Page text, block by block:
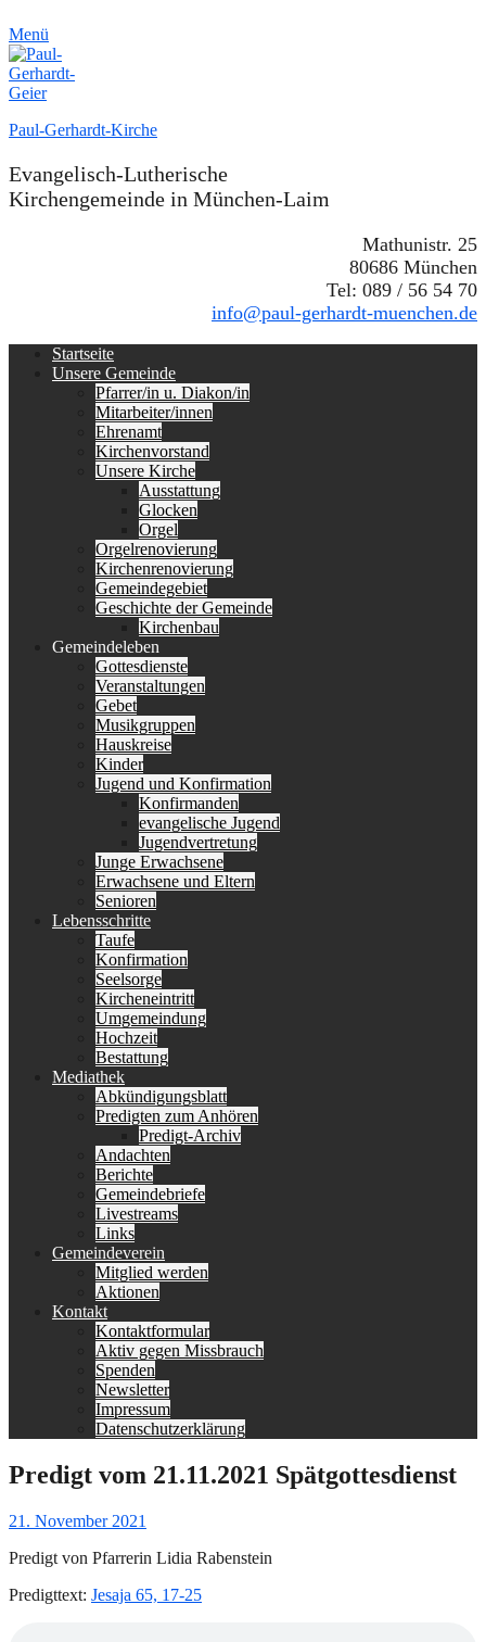
Menü
Paul-Gerhardt-Kirche
Evangelisch-Lutherische
Kirchengemeinde in München-Laim
Mathunistr. 25
80686 München
Tel: 089 / 56 54 70
info@paul-gerhardt-muenchen.de
Erstes
Menü
Startseite
Unsere Gemeinde
Pfarrer/in u. Diakon/in
Mitarbeiter/innen
Ehrenamt
Kirchenvorstand
Unsere Kirche
Ausstattung
Glocken
Orgel
Orgelrenovierung
Kirchenrenovierung
Gemeindegebiet
Geschichte der Gemeinde
Kirchenbau
Gemeindeleben
Gottesdienste
Veranstaltungen
Gebet
Musikgruppen
Hauskreise
Kinder
Jugend und Konfirmation
Konfirmanden
evangelische Jugend
Jugendvertretung
Junge Erwachsene
Erwachsene und Eltern
Senioren
Lebensschritte
Taufe
Konfirmation
Seelsorge
Kircheneintritt
Umgemeindung
Hochzeit
Bestattung
Mediathek
Abkündigungsblatt
Predigten zum Anhören
Predigt-Archiv
Andachten
Berichte
Gemeindebriefe
Livestreams
Links
Gemeindeverein
Mitglied werden
Aktionen
Kontakt
Kontaktformular
Aktiv gegen Missbrauch
Spenden
Newsletter
Impressum
Datenschutzerklärung
Predigt vom 21.11.2021 Spätgottesdienst
Gepostet
21. November 2021
Predigt von Pfarrerin Lidia Rabenstein
Predigttext: Jesaja 65, 17-25